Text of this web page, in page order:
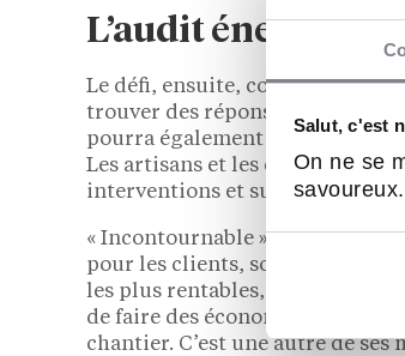
Salut, c'est
On ne se
L’audit
Le défi, ensuite, comme dans
trouver des réponses adaptées
pourra également les aider à
Les artisans et les entreprises
interventions et suivre le
« Incontournable », l’audit
pour les clients, souligne Alexis
les plus rentables, d’éviter les
de faire des économies ». Et
chantier. C’est une autre de